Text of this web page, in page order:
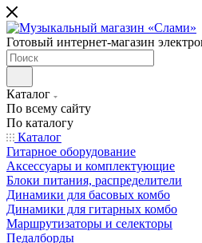
Готовый интернет-магазин
Каталог
По всему сайту
По каталогу
Каталог
Гитарное оборудование
Аксессуары и комплектующие
Блоки питания, распределители
Динамики для басовых комбо
Динамики для гитарных комбо
Маршрутизаторы и селекторы
Педалборды